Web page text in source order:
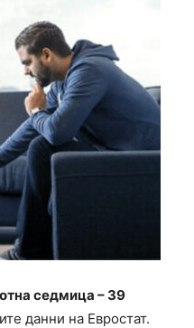
седмица – 39
данни на Евростат.